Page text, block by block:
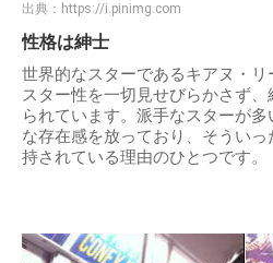
出典： https://i.pinimg.com
性格は紳士
世界的なスターであるキアヌ・
スター性を一切見せびらかさず
られています。派手なスターが
な存在感を放っており、そうい
持されている理由のひとつです。